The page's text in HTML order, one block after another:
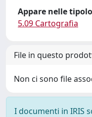
Appare nelle
5.09 Cartografia
File in questo
Non ci sono file
I documenti in IRIS